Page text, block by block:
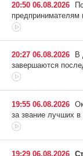
20:50 06.08.2026
предпринимателям
20:27 06.08.2026
В
завершаются
19:55 06.08.2026
за звание лучших
19:29 06.08.2026